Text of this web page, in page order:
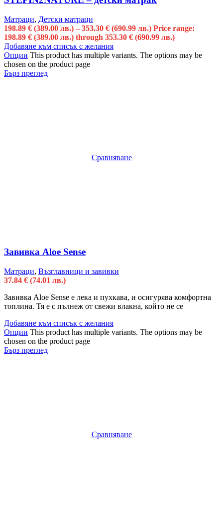
Матраци, Детски матраци
198.89 € (389.00 лв.) – 353.30 € (690.99 лв.) Price range:
198.89 € (389.00 лв.) through 353.30 € (690.99 лв.)
Добавяне към списък с желания
Опции This product has multiple variants. The options may be
chosen on the product page
Бърз преглед
Сравняване
Завивка Aloe Sense
Матраци, Възглавници и завивки
37.84 € (74.01 лв.)
Завивка Aloe Sense е лека и пухкава, и осигурява комфортна
топлина. Тя е с пълнеж от свежи влакна, който не се
Добавяне към списък с желания
Опции This product has multiple variants. The options may be
chosen on the product page
Бърз преглед
Сравняване